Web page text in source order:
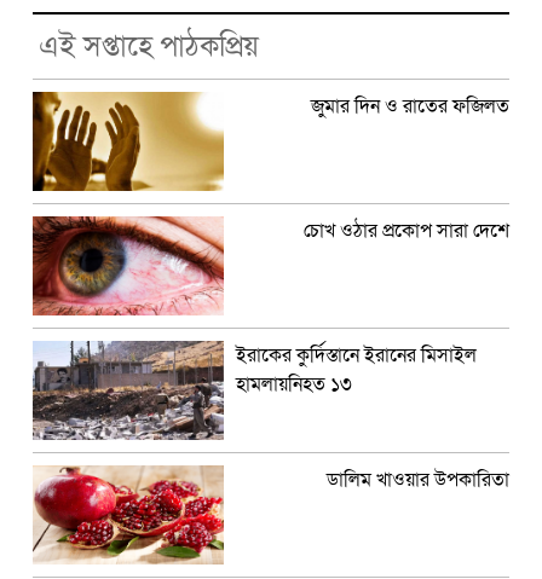
এই সপ্তাহে পাঠকপ্রিয়
জুমার দিন ও রাতের ফজিলত
চোখ ওঠার প্রকোপ সারা দেশে
ইরাকের কুর্দিস্তানে ইরানের মিসাইল
হামলায়নিহত ১৩
ডালিম খাওয়ার উপকারিতা